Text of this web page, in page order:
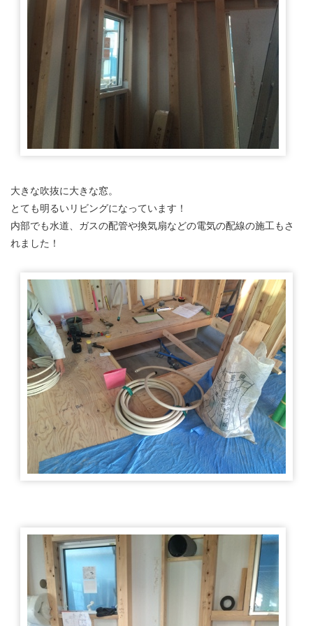
大きな吹抜に大きな窓。
とても明るいリビングになっています！
内部でも水道、ガスの配管や換気扇などの電気の配線の施工もさ
れました！